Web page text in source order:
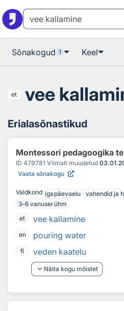
Sõnakogud 1 Keel
et vee
Erialasõnastikud
Montessori pedagoogika
ID 479781 Viimati muudetud
Vaata sõnakogu
Valdkond igapäevaelu
vahendid ja
3–6 vanuserühm
et
vee kallamine
en pouring water
fi
veden kaatelu
keyboard_arrow_down Näita kogu mõistet